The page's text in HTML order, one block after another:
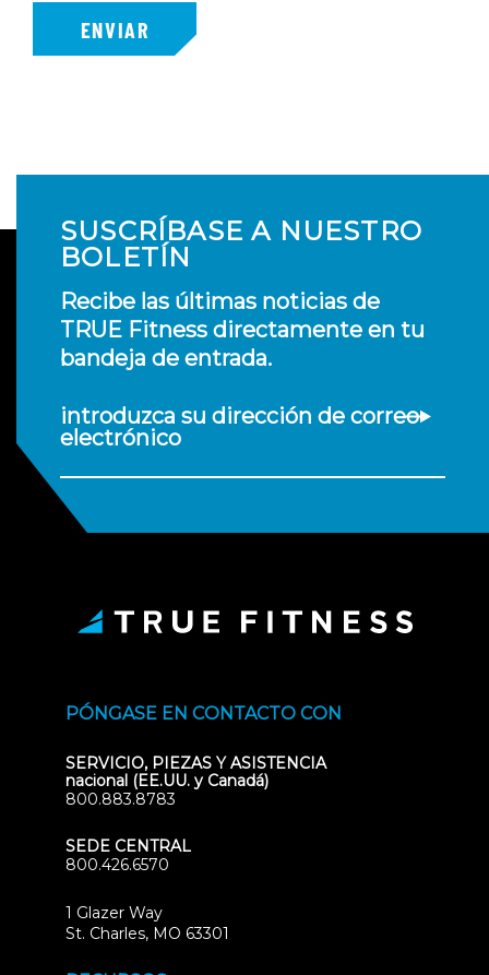
ENVIAR
SUSCRÍBASE A NUESTRO
BOLETÍN
Recibe las últimas noticias de
TRUE Fitness directamente en tu
bandeja de entrada.
introduzca su dirección de correo
electrónico
PÓNGASE EN CONTACTO CON
SERVICIO, PIEZAS Y ASISTENCIA
nacional (EE.UU. y Canadá)
800.883.8783
SEDE CENTRAL
800.426.6570
1 Glazer Way
St. Charles, MO 63301